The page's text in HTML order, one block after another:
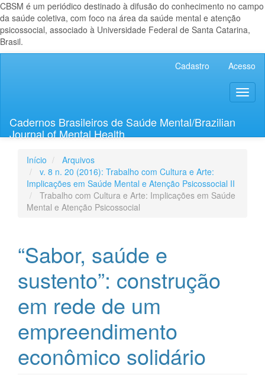
CBSM é um periódico destinado à difusão do conhecimento no campo
da saúde coletiva, com foco na área da saúde mental e atenção
psicossocial, associado à Universidade Federal de Santa Catarina,
Brasil.
Lateral
Cadastro Acesso
Cadernos Brasileiros de Saúde Mental/Brazilian
Journal of Mental Health
Início
Arquivos
v. 8 n. 20 (2016): Trabalho com Cultura e Arte:
Implicações em Saúde Mental e Atenção Psicossocial II
Trabalho com Cultura e Arte: Implicações em Saúde
Mental e Atenção Psicossocial
“Sabor, saúde e
sustento”: construção
em rede de um
empreendimento
econômico solidário